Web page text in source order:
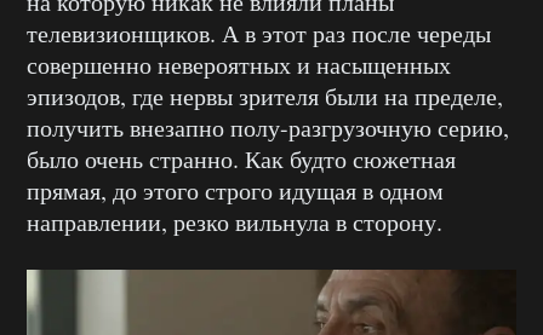
телевизионщиков. А в этот раз после череды
совершенно невероятных и насыщенных
эпизодов, где нервы зрителя были на пределе,
получить внезапно полу-разгрузочную серию,
было очень странно. Как будто сюжетная
прямая, до этого строго идущая в одном
направлении, резко вильнула в сторону.